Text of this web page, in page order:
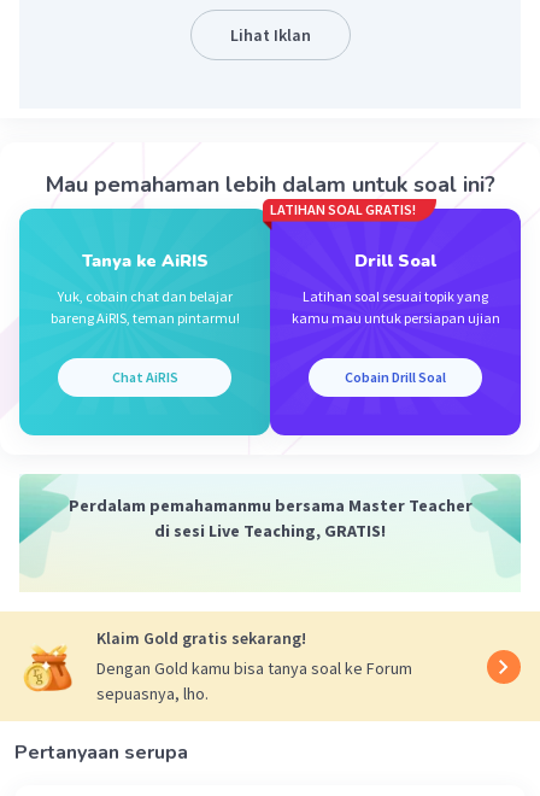
Level 72
08 Oktober 2023 06:48
Beri Rating Balas
Lihat Iklan
Mau pemahaman lebih dalam untuk soal ini?
Tanya ke AiRIS
Yuk, cobain chat dan belajar
bareng AiRIS, teman pintarmu!
Chat AiRIS
LATIHAN SOAL GRATIS!
Drill Soal
Latihan soal sesuai topik yang
kamu mau untuk persiapan ujian
Cobain Drill Soal
Perdalam pemahamanmu bersama Master Teacher
di sesi Live Teaching, GRATIS!
Klaim Gold gratis sekarang!
Dengan Gold kamu bisa tanya soal ke Forum
sepuasnya, lho.
Pertanyaan serupa